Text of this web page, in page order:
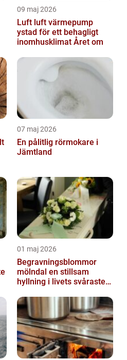
09 maj 2026
Luft luft värmepump
ystad för ett behagligt
inomhusklimat Året om
07 maj 2026
En pålitlig rörmokare i
Jämtland
01 maj 2026
Begravningsblommor
mölndal en stillsam
hyllning i livets svåraste